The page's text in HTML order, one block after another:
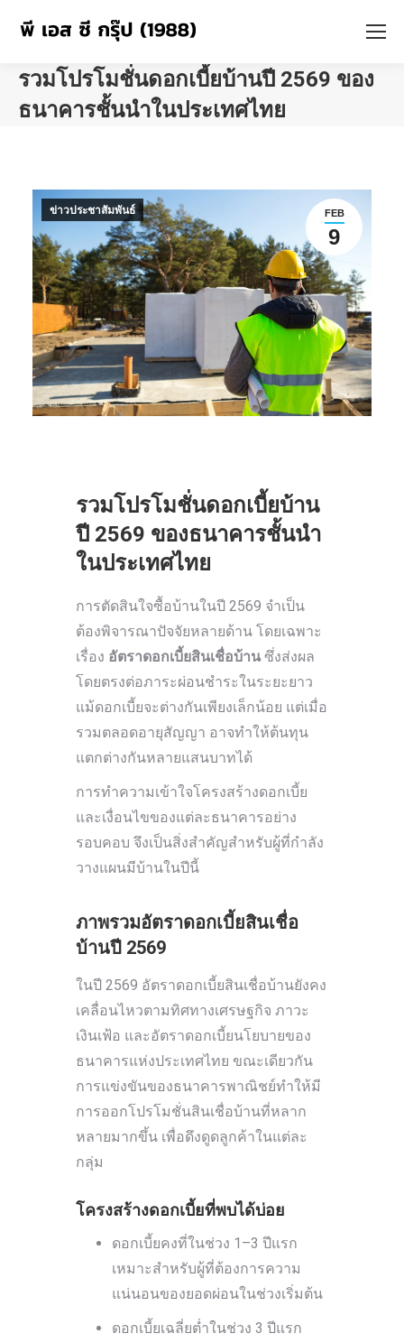
รวมโปรโมชั่นดอกเบี้ยบ้านปี 2569 ของ
ธนาคารชั้นนำในประเทศไทย
FEB
9
ข่าวประชาสัมพันธ์
รวมโปรโมชั่นดอกเบี้ยบ้าน
ปี 2569 ของธนาคารชั้นนำ
ในประเทศไทย
การตัดสินใจซื้อบ้านในปี 2569 จำเป็น
ต้องพิจารณาปัจจัยหลายด้าน โดยเฉพาะ
เรื่อง อัตราดอกเบี้ยสินเชื่อบ้าน ซึ่งส่งผล
โดยตรงต่อภาระผ่อนชำระในระยะยาว
แม้ดอกเบี้ยจะต่างกันเพียงเล็กน้อย แต่เมื่อ
รวมตลอดอายุสัญญา อาจทำให้ต้นทุน
แตกต่างกันหลายแสนบาทได้
การทำความเข้าใจโครงสร้างดอกเบี้ย
และเงื่อนไขของแต่ละธนาคารอย่าง
รอบคอบ จึงเป็นสิ่งสำคัญสำหรับผู้ที่กำลัง
วางแผนมีบ้านในปีนี้
ภาพรวมอัตราดอกเบี้ยสินเชื่อ
บ้านปี 2569
ในปี 2569 อัตราดอกเบี้ยสินเชื่อบ้านยังคง
เคลื่อนไหวตามทิศทางเศรษฐกิจ ภาวะ
เงินเฟ้อ และอัตราดอกเบี้ยนโยบายของ
ธนาคารแห่งประเทศไทย ขณะเดียวกัน
การแข่งขันของธนาคารพาณิชย์ทำให้มี
การออกโปรโมชั่นสินเชื่อบ้านที่หลาก
หลายมากขึ้น เพื่อดึงดูดลูกค้าในแต่ละ
กลุ่ม
โครงสร้างดอกเบี้ยที่พบได้บ่อย
ดอกเบี้ยคงที่ในช่วง 1–3 ปีแรก
เหมาะสำหรับผู้ที่ต้องการความ
แน่นอนของยอดผ่อนในช่วงเริ่มต้น
ดอกเบี้ยเฉลี่ยต่ำในช่วง 3 ปีแรก